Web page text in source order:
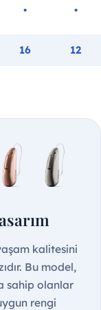
• •
16 12
kalitesini
Bu model,
sahip olanlar
rengi